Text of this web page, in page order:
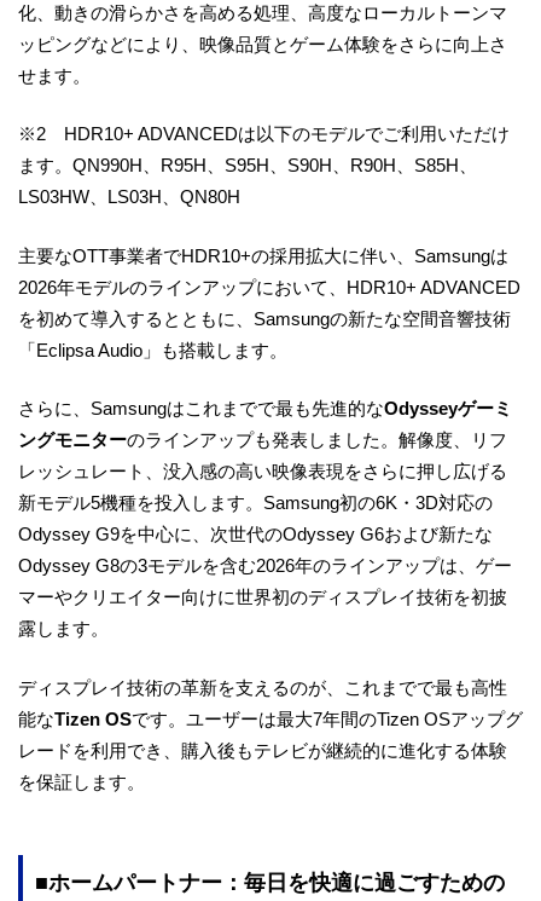
化、動きの滑らかさを高める処理、高度なローカルトーンマ
ッピングなどにより、映像品質とゲーム体験をさらに向上さ
せます。
※2 HDR10+ ADVANCEDは以下のモデルでご利用いただけ
ます。QN990H、R95H、S95H、S90H、R90H、S85H、
LS03HW、LS03H、QN80H
主要なOTT事業者でHDR10+の採用拡大に伴い、Samsungは
2026年モデルのラインアップにおいて、HDR10+ ADVANCED
を初めて導入するとともに、Samsungの新たな空間音響技術
「Eclipsa Audio」も搭載します。
さらに、Samsungはこれまでで最も先進的なOdysseyゲーミ
ングモニターのラインアップも発表しました。解像度、リフ
レッシュレート、没入感の高い映像表現をさらに押し広げる
新モデル5機種を投入します。Samsung初の6K・3D対応の
Odyssey G9を中心に、次世代のOdyssey G6および新たな
Odyssey G8の3モデルを含む2026年のラインアップは、ゲー
マーやクリエイター向けに世界初のディスプレイ技術を初披
露します。
ディスプレイ技術の革新を支えるのが、これまでで最も高性
能なTizen OSです。ユーザーは最大7年間のTizen OSアップグ
レードを利用でき、購入後もテレビが継続的に進化する体験
を保証します。
■ホームパートナー：毎日を快適に過ごすための